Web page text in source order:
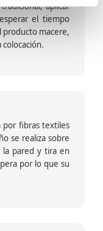
aplicar
el tiempo
producto macere,
por fibras textiles
se realiza sobre
la pared y tira en
por lo que su